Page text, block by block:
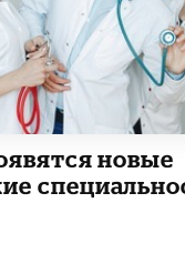
новые